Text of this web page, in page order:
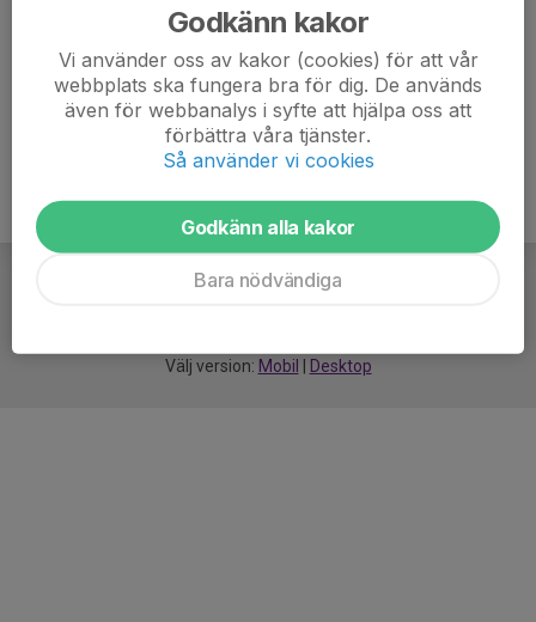
Välj version: Mobil Desktop
Godkänn kakor
Vi använder oss av kakor (cookies) för att vår
webbplats ska fungera bra för dig. De används
även för webbanalys i syfte att hjälpa oss att
förbättra våra tjänster.
Så använder vi cookies
Godkänn alla kakor
Bara nödvändiga